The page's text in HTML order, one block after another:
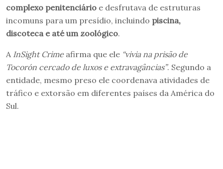
complexo penitenciário e desfrutava de estruturas
incomuns para um presídio, incluindo piscina,
discoteca e até um zoológico.
A InSight Crime afirma que ele “vivia na prisão de
Tocorón cercado de luxos e extravagâncias”. Segundo a
entidade, mesmo preso ele coordenava atividades de
tráfico e extorsão em diferentes países da América do
Sul.